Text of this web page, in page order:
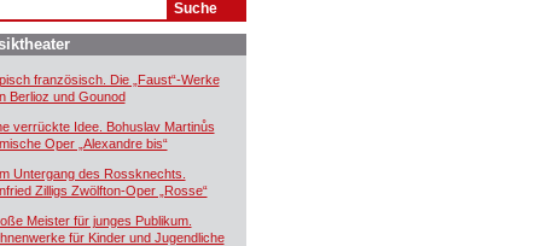
französisch. Die „Faust“-Werke
Berlioz und Gounod
verrückte Idee. Bohuslav Martinůs
Oper „Alexandre bis“
Untergang des Rossknechts.
Zilligs Zwölfton-Oper „Rosse“
Meister für junges Publikum.
für Kinder und Jugendliche